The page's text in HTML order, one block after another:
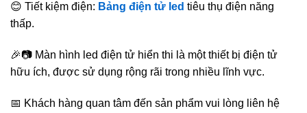
😊 Tiết kiệm điện: Bảng điện tử led tiêu thụ điện năng
thấp.
🎉📷 Màn hình led điện tử hiển thi là một thiết bị điện tử
hữu ích, được sử dụng rộng rãi trong nhiều lĩnh vực.
📅 Khách hàng quan tâm đến sản phẩm vui lòng liên hệ